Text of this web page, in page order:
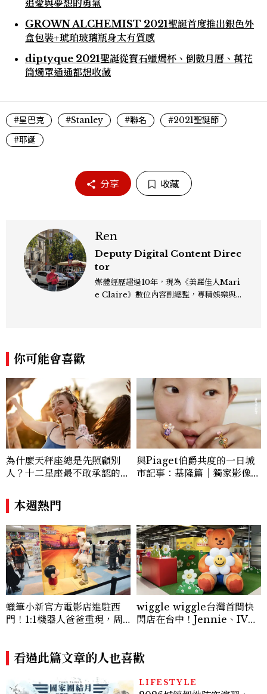
追愛與夢想的勇氣
GROWN ALCHEMIST 2021聖誕首度推出銀色外
盒包裝+琥珀玻璃瓶身太有質感
diptyque 2021聖誕從寶石蠟燭杯、倒數月曆、萬花
筒燭罩通通都想收藏
#星巴克 #Stanley #聯名
#2021聖誕節
#耶誕
分享 收藏
Ren
Deputy Digital Content Direc
tor
媒體經歷超過10年，現為《美麗佳人Mari
e Claire》數位內容副總監，專精娛樂與
你可能會喜歡
為什麼天秤座總是先照顧別
人？十二星座最不敢承認的一
差，回家之後想很久
與Piaget伯爵共度的一日城
市記事：基隆篇｜獨家影像故
本週熱門
蠟筆小新官方電影店進駐西
門！1:1機器人爸爸重現，周
wiggle wiggle台灣首間快
閃店在台中！Jennie、IVE
看過此篇文章的人也喜歡
LIFESTYLE